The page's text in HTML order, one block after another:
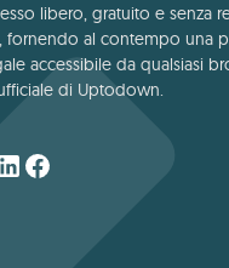
libero, gratuito e senza
al contempo una
accessibile da qualsiasi
di Uptodown.